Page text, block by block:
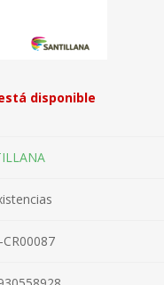
disponible
CR00087